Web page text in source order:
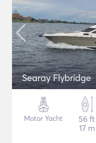
Searay Flybridge
Motor Yacht
56 ft
17 m